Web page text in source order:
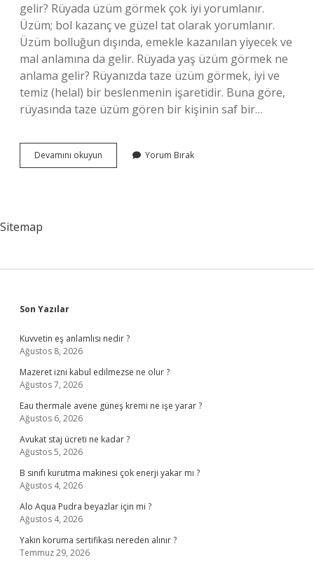
gelir? Rüyada üzüm görmek çok iyi yorumlanır.
Üzüm; bol kazanç ve güzel tat olarak yorumlanır.
Üzüm bolluğun dışında, emekle kazanılan yiyecek ve
mal anlamına da gelir. Rüyada yaş üzüm görmek ne
anlama gelir? Rüyanızda taze üzüm görmek, iyi ve
temiz (helal) bir beslenmenin işaretidir. Buna göre,
rüyasında taze üzüm gören bir kişinin saf bir…
Devamını okuyun
Dalında
Yorum Bırak
Sitemap
Sidebar
Son Yazılar
Kuvvetin eş anlamlısı nedir ?
Ağustos 8, 2026
Mazeret izni kabul edilmezse ne olur ?
Ağustos 7, 2026
Eau thermale avene güneş kremi ne işe yarar ?
Ağustos 6, 2026
Avukat staj ücreti ne kadar ?
Ağustos 5, 2026
B sınıfı kurutma makinesi çok enerji yakar mı ?
Ağustos 4, 2026
Alo Aqua Pudra beyazlar için mi ?
Ağustos 4, 2026
Yakın koruma sertifikası nereden alınır ?
Temmuz 29, 2026